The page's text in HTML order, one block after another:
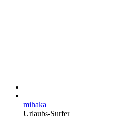
mihaka
Urlaubs-Surfer